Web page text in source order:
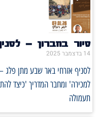
סיור בחברון –
14 בדצמבר 2025
לסניף אזרחי באר שבע מתן פלג
למכירה' ומחבר המדריך 'כיצד
תעמולה